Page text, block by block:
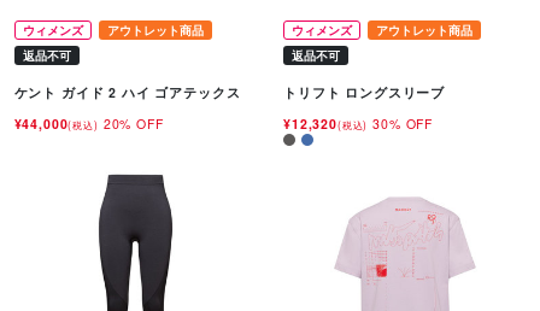
ウィメンズ
アウトレット商品
返品不可
ケント ガイド 2 ハイ ゴアテックス
¥44,000(税込) 20% OFF
ウィメンズ
アウトレット商品
返品不可
トリフト ロングスリーブ
¥12,320(税込) 30% OFF